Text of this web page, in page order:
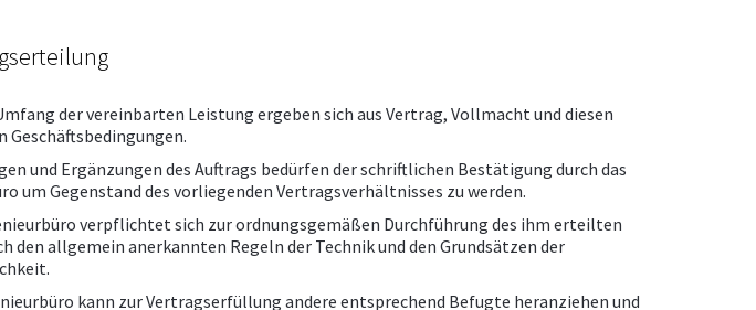
der vereinbarten Leistung ergeben sich aus Vertrag, Vollmacht und diesen
Geschäftsbedingungen.
und Ergänzungen des Auftrags bedürfen der schriftlichen Bestätigung durch das
um Gegenstand des vorliegenden Vertragsverhältnisses zu werden.
verpflichtet sich zur ordnungsgemäßen Durchführung des ihm erteilten
den allgemein anerkannten Regeln der Technik und den Grundsätzen der
kann zur Vertragserfüllung andere entsprechend Befugte heranziehen und